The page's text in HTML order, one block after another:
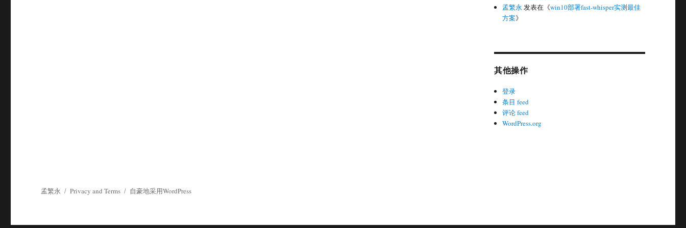
孟繁永 发表在《win10部署fast-whisper实测最佳
方案》
其他操作
登录
条目 feed
评论 feed
WordPress.org
孟繁永 Privacy and Terms 自豪地采用WordPress